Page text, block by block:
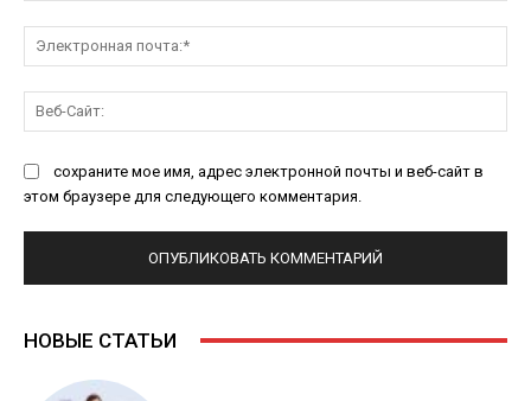
сохраните мое имя, адрес электронной почты и веб-сайт в
этом браузере для следующего комментария.
НОВЫЕ СТАТЬИ